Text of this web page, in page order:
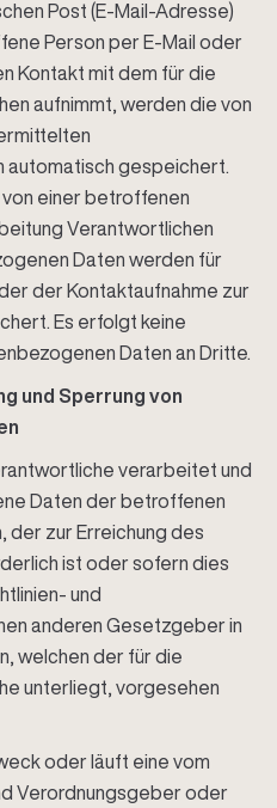
Post (E-Mail-Adresse)
Person per E-Mail oder
Kontakt mit dem für die
aufnimmt, werden die von
automatisch gespeichert.
einer betroffenen
Verantwortlichen
Daten werden für
der Kontaktaufnahme zur
Es erfolgt keine
Daten an Dritte.
und Sperrung von
verarbeitet und
Daten der betroffenen
der zur Erreichung des
ist oder sofern dies
und
anderen Gesetzgeber in
welchen der für die
unterliegt, vorgesehen
oder läuft eine vom
Verordnungsgeber oder